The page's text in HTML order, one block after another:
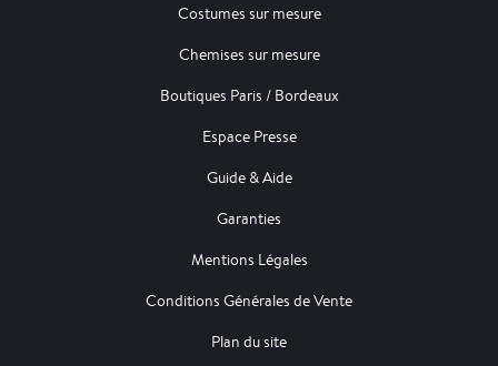
Costumes sur mesure
Chemises sur mesure
Boutiques Paris / Bordeaux
Espace Presse
Guide & Aide
Garanties
Mentions Légales
Conditions Générales de Vente
Plan du site